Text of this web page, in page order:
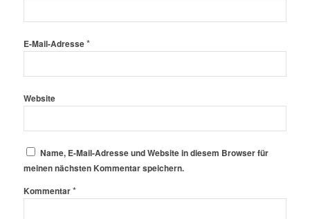
E-Mail-Adresse*
Website
Name, E-Mail-Adresse und Website in diesem Browser für
meinen nächsten Kommentar speichern.
Kommentar*